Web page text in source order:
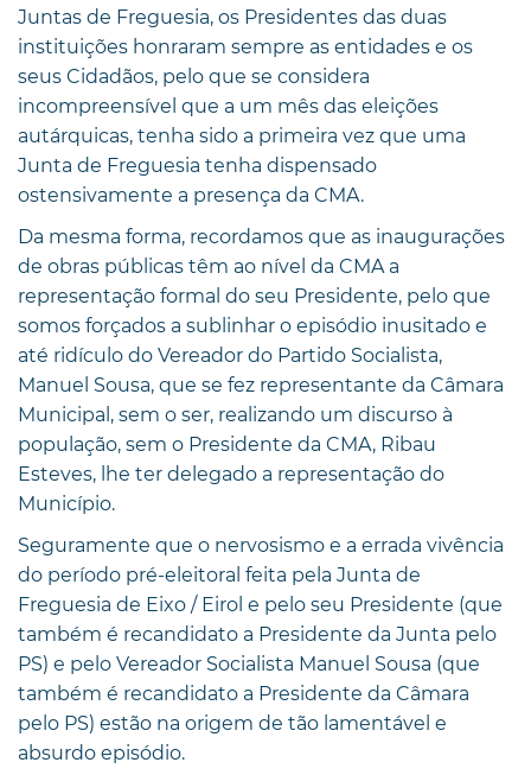
Juntas de Freguesia, os Presidentes das duas
instituições honraram sempre as entidades e os
seus Cidadãos, pelo que se considera
incompreensível que a um mês das eleições
autárquicas, tenha sido a primeira vez que uma
Junta de Freguesia tenha dispensado
ostensivamente a presença da CMA.
Da mesma forma, recordamos que as inaugurações
de obras públicas têm ao nível da CMA a
representação formal do seu Presidente, pelo que
somos forçados a sublinhar o episódio inusitado e
até ridículo do Vereador do Partido Socialista,
Manuel Sousa, que se fez representante da Câmara
Municipal, sem o ser, realizando um discurso à
população, sem o Presidente da CMA, Ribau
Esteves, lhe ter delegado a representação do
Município.
Seguramente que o nervosismo e a errada vivência
do período pré-eleitoral feita pela Junta de
Freguesia de Eixo / Eirol e pelo seu Presidente (que
também é recandidato a Presidente da Junta pelo
PS) e pelo Vereador Socialista Manuel Sousa (que
também é recandidato a Presidente da Câmara
pelo PS) estão na origem de tão lamentável e
absurdo episódio.